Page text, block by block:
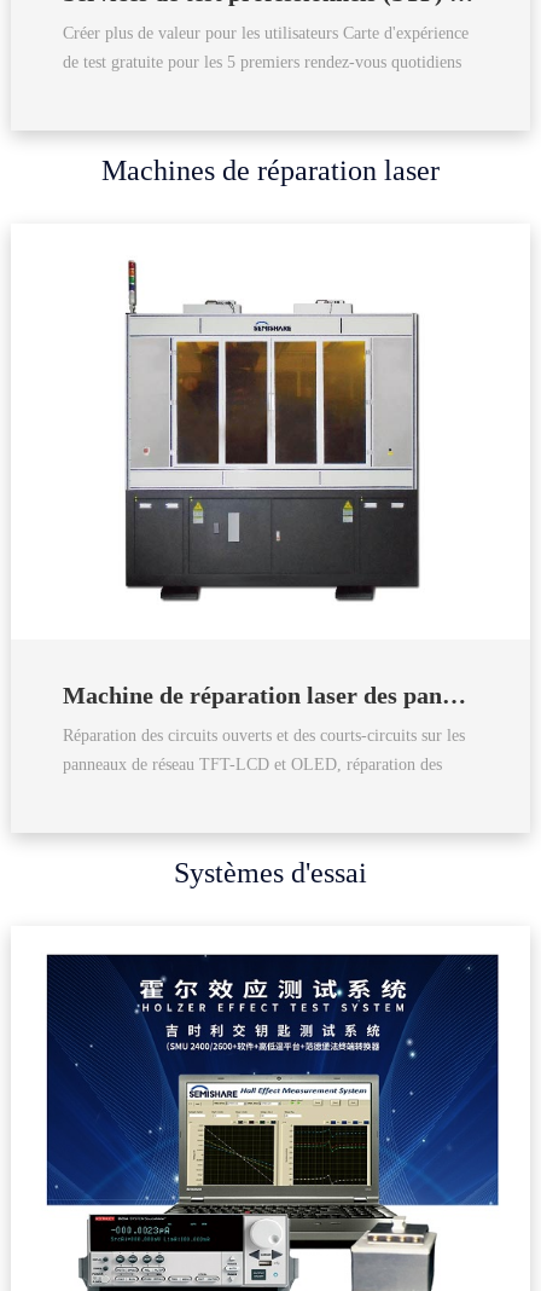
Créer plus de valeur pour les utilisateurs Carte d'expérience
de test gratuite pour les 5 premiers rendez-vous quotidiens
Machines de réparation laser
Machine de réparation laser des panneaux LCVD
Réparation des circuits ouverts et des courts-circuits sur les
panneaux de réseau TFT-LCD et OLED, réparation des
Systèmes d'essai